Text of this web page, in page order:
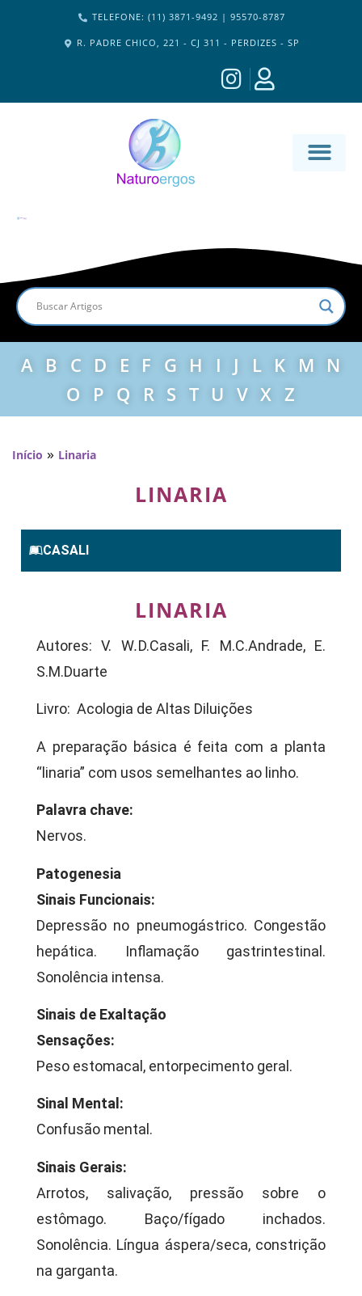
TELEFONE: (11) 3871-9492 | 95570-8787
R. PADRE CHICO, 221 - CJ 311 - PERDIZES - SP
A B C D E F G H I J L K M N
O
P Q R S T U V X Z
Início » Linaria
LINARIA
CASALI
LINARIA
Autores: V. W.D.Casali, F. M.C.Andrade, E.
S.M.Duarte
Livro: Acologia de Altas Diluições
A preparação básica é feita com a planta
“linaria” com usos semelhantes ao linho.
Palavra chave:
Nervos.
Patogenesia
Sinais Funcionais:
Depressão no pneumogástrico. Congestão
hepática. Inflamação gastrintestinal.
Sonolência intensa.
Sinais de Exaltação
Sensações:
Peso estomacal, entorpecimento geral.
Sinal Mental:
Confusão mental.
Sinais Gerais:
Arrotos, salivação, pressão sobre o
estômago. Baço/fígado inchados.
Sonolência. Língua áspera/seca, constrição
na garganta.